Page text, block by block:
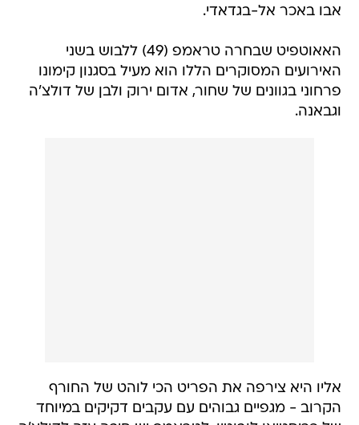
אבו באכר אל-בגדאדי.
האאוטפיט שבחרה טראמפ (49) ללבוש בשני
האירועים המסוקרים הללו הוא מעיל בסגנון קימונו
פרחוני בגוונים של שחור, אדום ירוק ולבן של דולצ'ה
וגבאנה.
אליו היא צירפה את הפריט הכי לוהט של החורף
הקרוב - מגפיים גבוהים עם עקבים דקיקים במיוחד